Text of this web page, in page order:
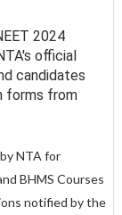
2024
official
candidates
forms from
NTA for
BHMS Courses
notified by the